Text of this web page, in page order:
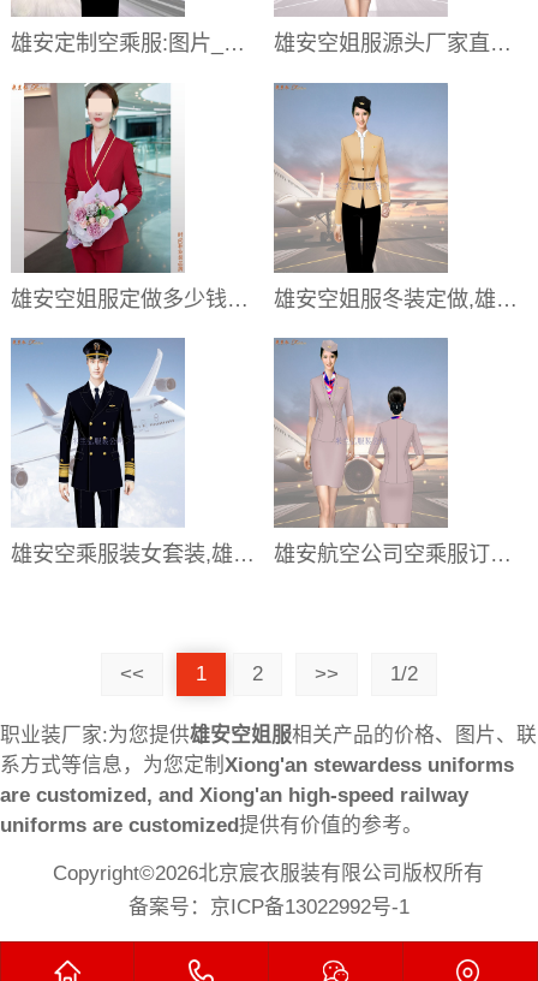
雄安定制空乘服:图片_优惠价_工期_工厂 雄安空姐服源头厂家直销,雄安性价比高空姐服定做公司
雄安空姐服定做多少钱一套,雄安空乘服订制价格 雄安空姐服冬装定做,雄安秋季空姐服订制
雄安空乘服装女套装,雄安空乘服装男套装 雄安航空公司空乘服订做,雄安空乘服套装图片
<< 1 2 >> 1/2
职业装厂家:为您提供雄安空姐服相关产品的价格、图片、联
系方式等信息，为您定制 Xiong'an stewardess uniforms
are customized, and Xiong'an high-speed railway
uniforms are customized提供有价值的参考。
Copyright©2026北京宸衣服装有限公司版权所有
备案号： 京ICP备13022992号-1